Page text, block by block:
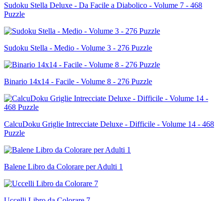
Sudoku Stella Deluxe - Da Facile a Diabolico - Volume 7 - 468
Puzzle
Sudoku Stella - Medio - Volume 3 - 276 Puzzle
Binario 14x14 - Facile - Volume 8 - 276 Puzzle
CalcuDoku Griglie Intrecciate Deluxe - Difficile - Volume 14 - 468
Puzzle
Balene Libro da Colorare per Adulti 1